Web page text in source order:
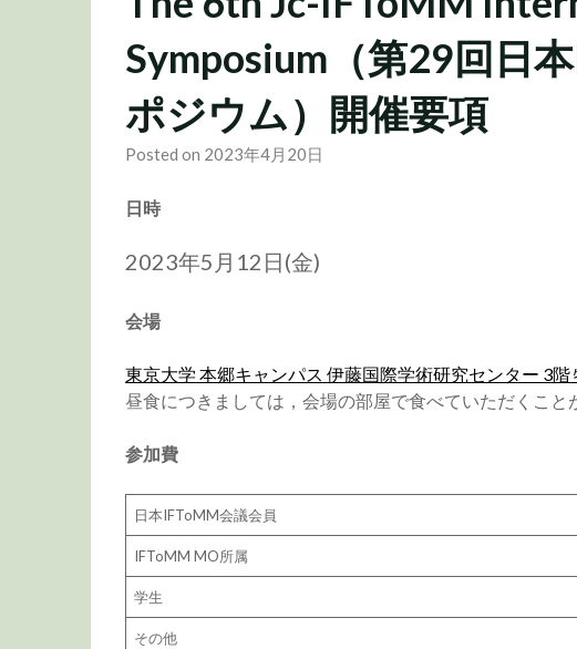
Symposium（第29回日
ポジウム）開催要項
Posted on 2023年4月20日
日時
2023年5月12日(金)
会場
東京大学 本郷キャンパス 伊藤国際学術研究センター 3階
昼食につきましては，会場の部屋で食べていただくこと
参加費
日本IFToMM会議会員
IFToMM MO所属
学生
その他